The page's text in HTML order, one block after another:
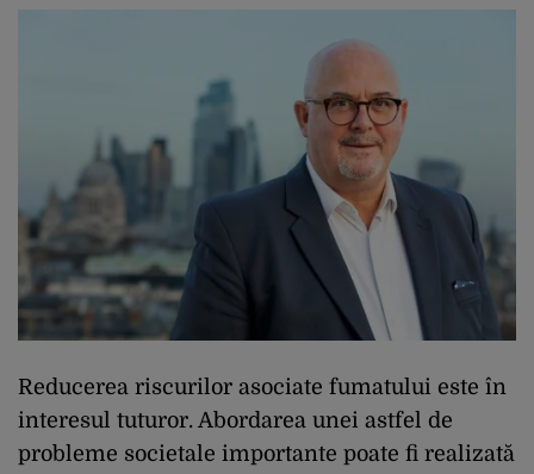
Reducerea riscurilor asociate fumatului este în
interesul tuturor. Abordarea unei astfel de
probleme societale importante poate fi realizată